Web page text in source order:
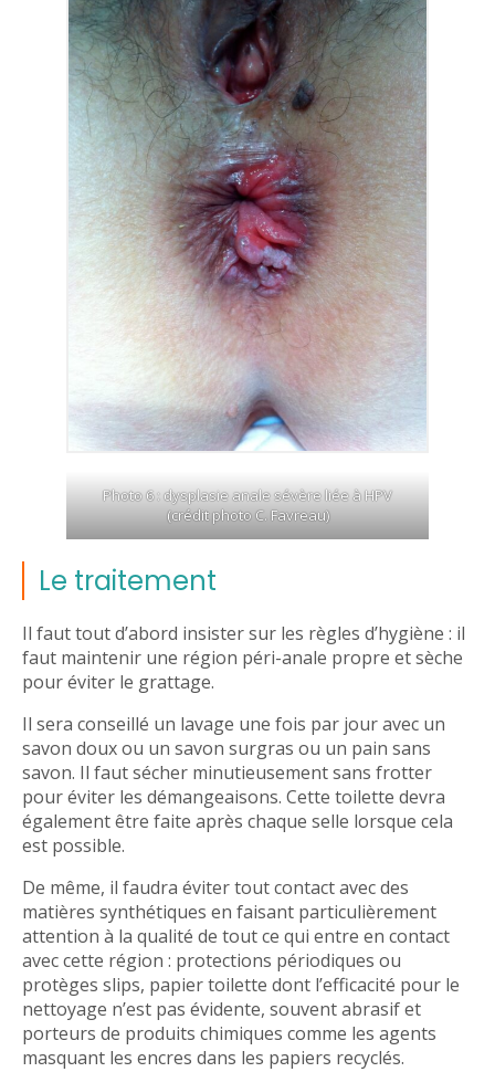
Photo 6 : dysplasie anale sévère liée à HPV
(crédit photo C. Favreau)
Le traitement
Il faut tout d’abord insister sur les règles d’hygiène : il
faut maintenir une région péri-anale propre et sèche
pour éviter le grattage.
Il sera conseillé un lavage une fois par jour avec un
savon doux ou un savon surgras ou un pain sans
savon. Il faut sécher minutieusement sans frotter
pour éviter les démangeaisons. Cette toilette devra
également être faite après chaque selle lorsque cela
est possible.
De même, il faudra éviter tout contact avec des
matières synthétiques en faisant particulièrement
attention à la qualité de tout ce qui entre en contact
avec cette région : protections périodiques ou
protèges slips, papier toilette dont l’efficacité pour le
nettoyage n’est pas évidente, souvent abrasif et
porteurs de produits chimiques comme les agents
masquant les encres dans les papiers recyclés.